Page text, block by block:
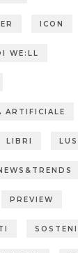
ICON
WE:LL
ARTIFICIALE
LIBRI
PREVIEW